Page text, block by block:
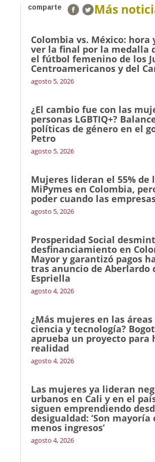
comparte Más
Colombia vs. México: hora
ver la final por la medalla
el fútbol femenino de los
Centroamericanos y del
agosto 5, 2026
¿El cambio fue con las
personas LGBTIQ+?
políticas de género en el
Petro
agosto 5, 2026
Mujeres lideran el 55% de
MiPymes en Colombia,
poder cuando las
agosto 5, 2026
Prosperidad Social
desfinanciamiento en
Mayor y garantizó pagos
tras anuncio de Aberlardo
Espriella
agosto 4, 2026
¿Más mujeres en las áreas
ciencia y tecnología?
aprueba un proyecto para
realidad
agosto 4, 2026
Las mujeres ya lideran
urbanos en Cali y en el
siguen emprendiendo
desigualdad: ‘Son mayoría
menos ingresos’
agosto 4, 2026